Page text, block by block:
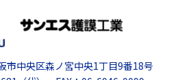
中央区森ノ宮中央1丁目9番18号